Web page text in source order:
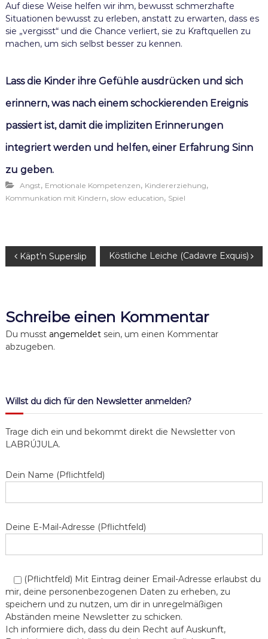
Auf diese Weise helfen wir ihm, bewusst schmerzhafte
Situationen bewusst zu erleben, anstatt zu erwarten, dass es
sie „vergisst“ und die Chance verliert, sie zu Kraftquellen zu
machen, um sich selbst besser zu kennen.
Lass die Kinder ihre Gefühle ausdrücken und sich
erinnern, was nach einem schockierenden Ereignis
passiert ist, damit die impliziten Erinnerungen
integriert werden und helfen, einer Erfahrung Sinn
zu geben.
Angst, Emotionale Kompetenzen, Kindererziehung,
Kommunkation mit Kindern, slow education, Spiel
B
i
t
a
g
s
n
a
v
i
g
a
Käpt’n Superslip Köstliche Leiche (Cadavre Exquis)
Schreibe einen Kommentar
Du musst angemeldetsein, um einen Kommentar
abzugeben.
Willst du dich für den Newsletter anmelden?
Trage dich ein und bekommt direkt die Newsletter von
LABRÚJULA.
Dein Name (Pflichtfeld)
Deine E-Mail-Adresse (Pflichtfeld)
(Pflichtfeld) Mit Eintrag deiner Email-Adresse erlaubst du
mir, deine personenbezogenen Daten zu erheben, zu
speichern und zu nutzen, um dir in unregelmäßigen
Abständen meine Newsletter zu schicken.
Ich informiere dich, dass du dein Recht auf Auskunft,